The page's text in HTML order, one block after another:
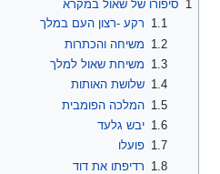
1 סיפורו של שאול במקרא
1.1 רקע -רצון העם במלך
1.2 משיחה והכתרות
1.3 משיחת שאול למלך
1.4 שלושת האותות
1.5 המלכה הפומבית
1.6 יבש גלעד
1.7 פועלו
1.8 רדיפתו את דוד